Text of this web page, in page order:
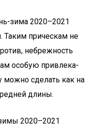
зима 2020–2021
Таким при­чес­кам не
небреж­ность
осо­бую при­вле­ка­
мож­но сде­лать как на
длины.
2020–2021